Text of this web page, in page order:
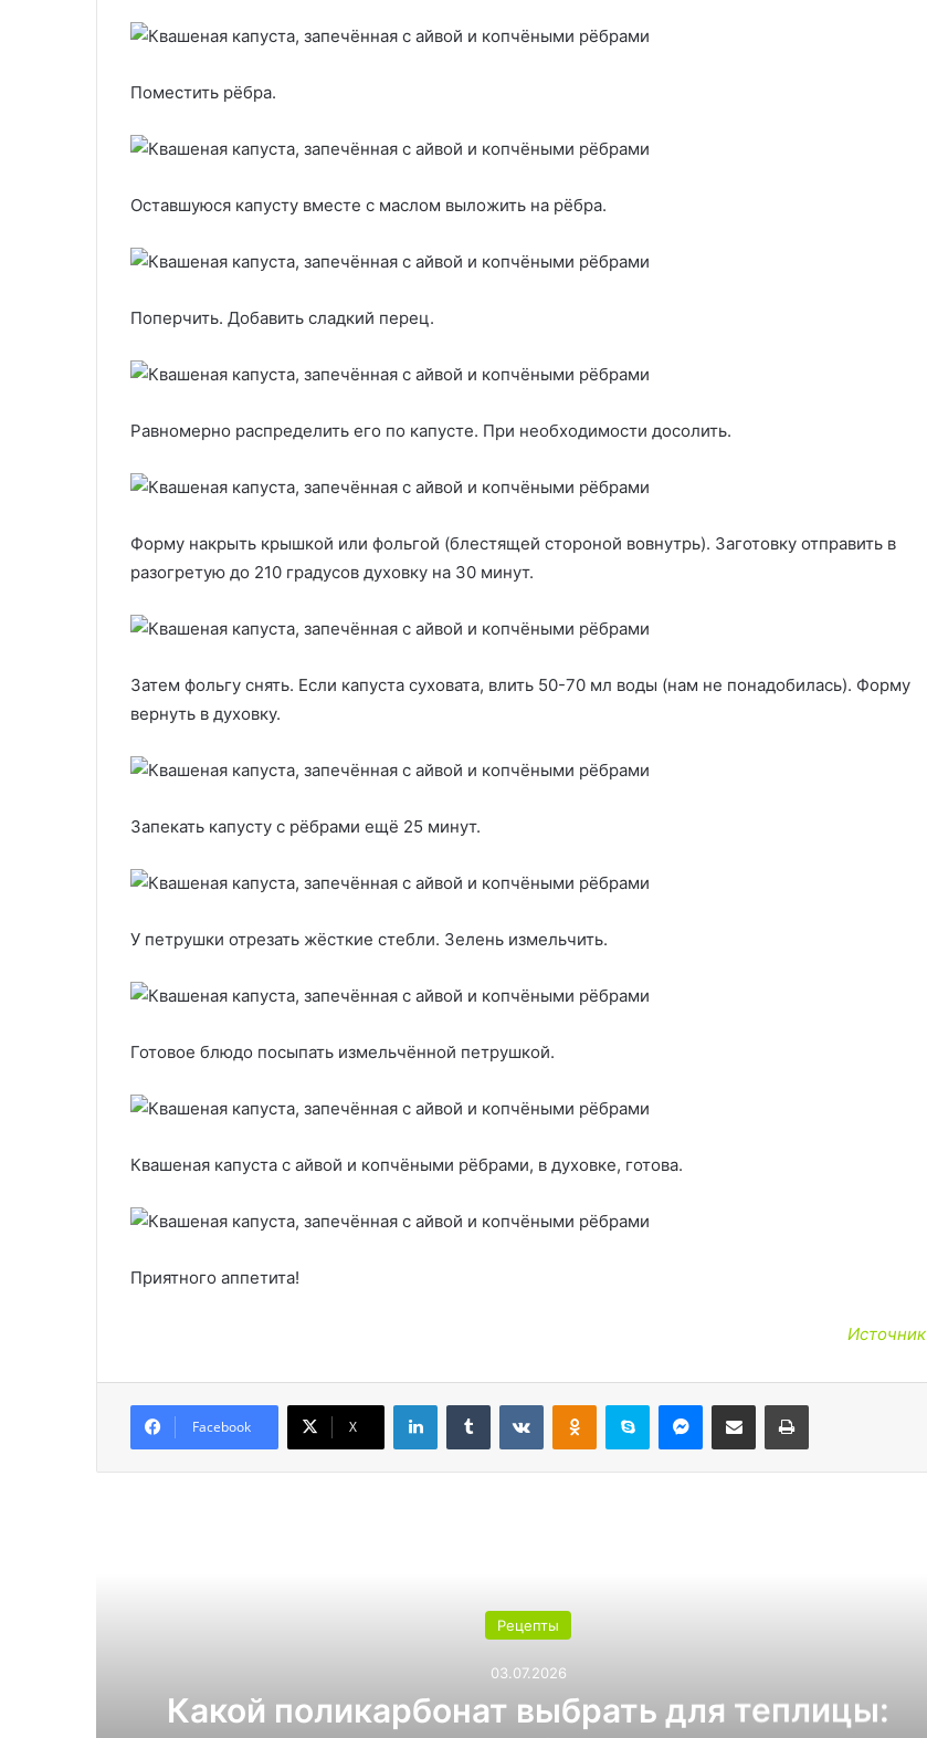
Поместить рёбра.
Оставшуюся капусту вместе с маслом выложить на рёбра.
Поперчить. Добавить сладкий перец.
Равномерно распределить его по капусте. При необходимости досолить.
Форму накрыть крышкой или фольгой (блестящей стороной вовнутрь). Заготовку отправить в
разогретую до 210 градусов духовку на 30 минут.
Затем фольгу снять. Если капуста суховата, влить 50-70 мл воды (нам не понадобилась). Форму
вернуть в духовку.
Запекать капусту с рёбрами ещё 25 минут.
У петрушки отрезать жёсткие стебли. Зелень измельчить.
Готовое блюдо посыпать измельчённой петрушкой.
Квашеная капуста с айвой и копчёными рёбрами, в духовке, готова.
Приятного аппетита!
Источник
Facebook X
LinkedInTumblr ВконтактеОдноклассники
Skype Messenger
Поделиться через электронную почту Печатать
Рецепты
03.07.2026
Какой поликарбонат выбрать для теплицы: